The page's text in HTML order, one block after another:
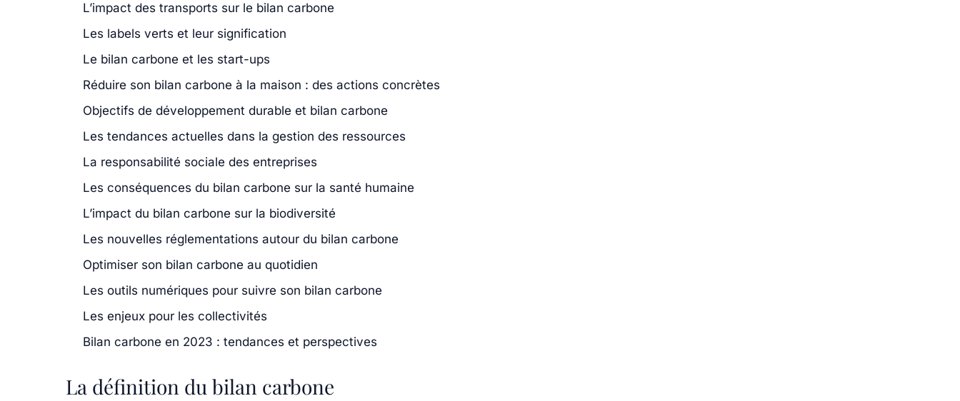
L’impact des transports sur le bilan carbone
Les labels verts et leur signification
Le bilan carbone et les start-ups
Réduire son bilan carbone à la maison : des actions concrètes
Objectifs de développement durable et bilan carbone
Les tendances actuelles dans la gestion des ressources
La responsabilité sociale des entreprises
Les conséquences du bilan carbone sur la santé humaine
L’impact du bilan carbone sur la biodiversité
Les nouvelles réglementations autour du bilan carbone
Optimiser son bilan carbone au quotidien
Les outils numériques pour suivre son bilan carbone
Les enjeux pour les collectivités
Bilan carbone en 2023 : tendances et perspectives
La définition du bilan carbone